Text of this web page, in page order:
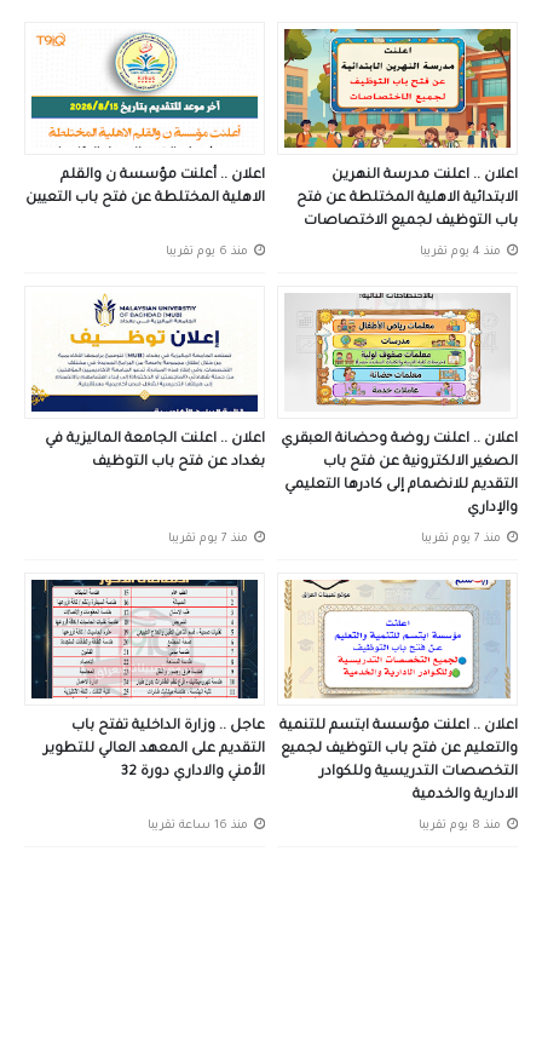
اعلان .. اعلنت مدرسة النهرين
الابتدائية الاهلية المختلطة عن فتح
باب التوظيف لجميع الاختصاصات
منذ 4 يوم تقريبا
اعلان .. أعلنت مؤسسة ن والقلم
الاهلية المختلطة عن فتح باب التعيين
منذ 6 يوم تقريبا
اعلان .. اعلنت روضة وحضانة العبقري
الصغير الالكترونية عن فتح باب
التقديم للانضمام إلى كادرها التعليمي
والإداري
منذ 7 يوم تقريبا
اعلان .. اعلنت الجامعة الماليزية في
بغداد عن فتح باب التوظيف
منذ 7 يوم تقريبا
اعلان .. اعلنت مؤسسة ابتسم للتنمية
والتعليم عن فتح باب التوظيف لجميع
التخصصات التدريسية وللكوادر
الادارية والخدمية
منذ 8 يوم تقريبا
عاجل .. وزارة الداخلية تفتح باب
التقديم على المعهد العالي للتطوير
الأمني والاداري دورة 32
منذ 16 ساعة تقريبا